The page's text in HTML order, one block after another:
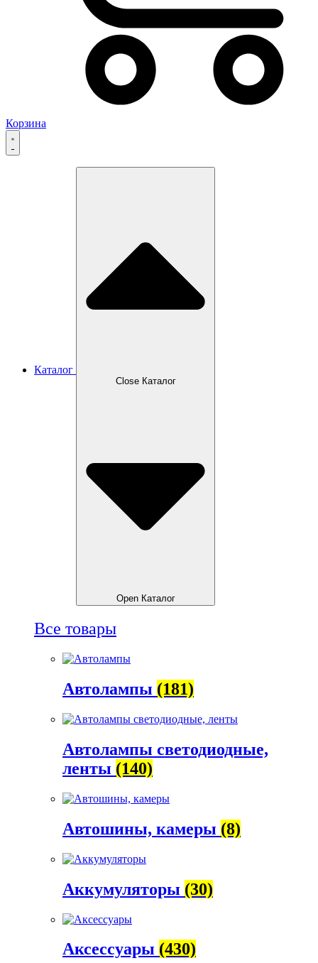
Корзина
Каталог
Close Каталог
Open Каталог
Все товары
Автолампы (181)
Автолампы светодиодные,
ленты (140)
Автошины, камеры (8)
Аккумуляторы (30)
Аксессуары (430)